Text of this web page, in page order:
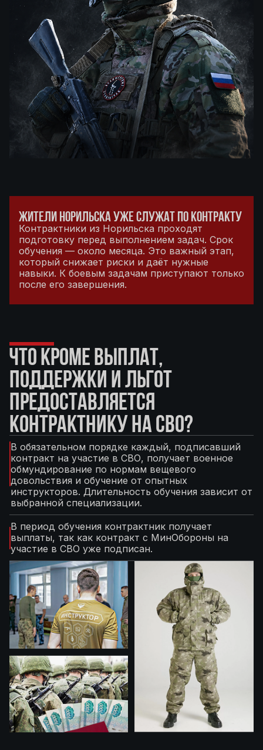
ЖИТЕЛИ НОРИЛЬСКА УЖЕ СЛУЖАТ ПО КОНТРАКТУ
Контрактники из Норильска проходят
подготовку перед выполнением задач. Срок
обучения — около месяца. Это важный этап,
который снижает риски и даёт нужные
навыки. К боевым задачам приступают только
после его завершения.
ЧТО КРОМЕ ВЫПЛАТ,
ПОДДЕРЖКИ И ЛЬГОТ
ПРЕДОСТАВЛЯЕТСЯ
КОНТРАКТНИКУ НА СВО?
В обязательном порядке каждый, подписавший
контракт на участие в СВО, получает военное
обмундирование по нормам вещевого
довольствия и обучение от опытных
инструкторов. Длительность обучения зависит от
выбранной специализации.
В период обучения контрактник получает
выплаты, так как контракт с МинОбороны на
участие в СВО уже подписан.